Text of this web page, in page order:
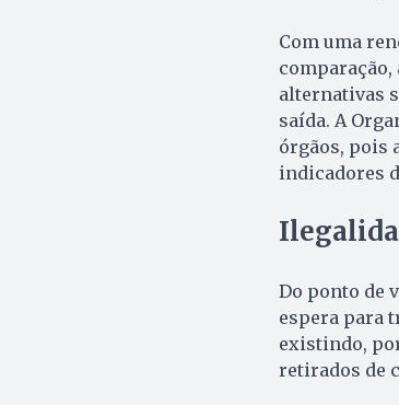
Com uma
comparação,
alternativas
saída. A
órgãos, pois
indicadores
Do ponto de
espera para
existindo,
retirados de